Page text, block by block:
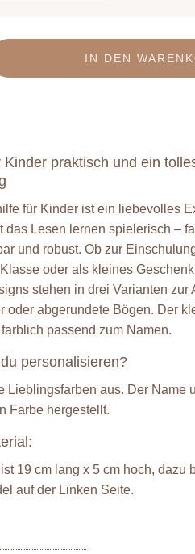
IN DEN
Kinder praktisch und ein
für Kinder ist ein liebevolles
das Lesen lernen spielerisch –
und robust. Ob zur
oder als kleines
stehen in drei Varianten zur
oder abgerundete Bögen. Der
passend zum Namen.
personalisieren?
Lieblingsfarben aus. Der Name
Farbe hergestellt.
19 cm lang x 5 cm hoch, dazu
auf der Linken Seite.